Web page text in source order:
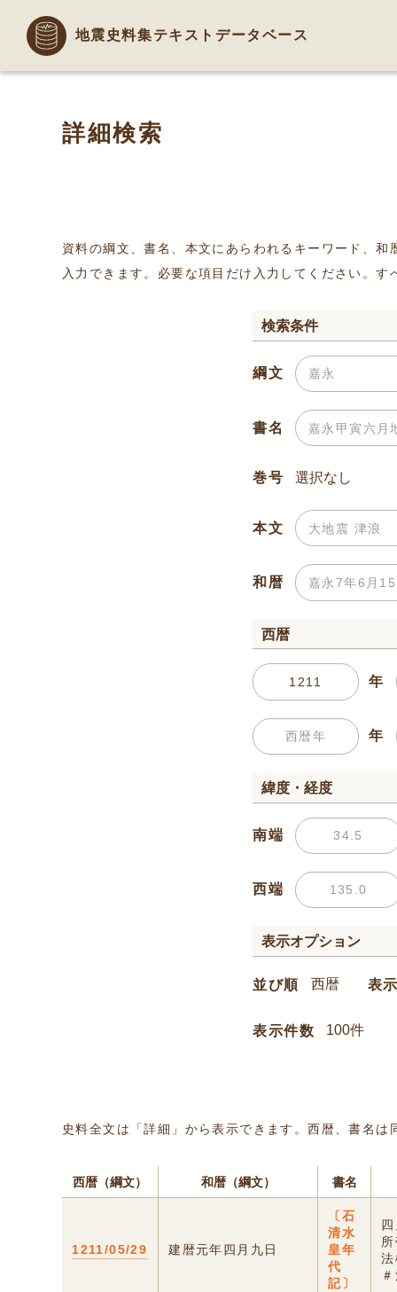
地震史料集テキストデータベース
詳細検索
資料の綱文、書名、本文にあらわれるキーワード、
入力できます。必要な項目だけ入力してください。
検索条件
綱文
書名
巻号
本文
和暦
西暦
年
年
緯度・経度
南端
西端
表示オプション
並び順 表
表示件数
史料全文は「詳細」から表示できます。西暦、書名
西暦（綱文） 和暦（綱文） 書名
1211/05/29 建暦元年四月九日
〔石
清水
皇年
代
記〕